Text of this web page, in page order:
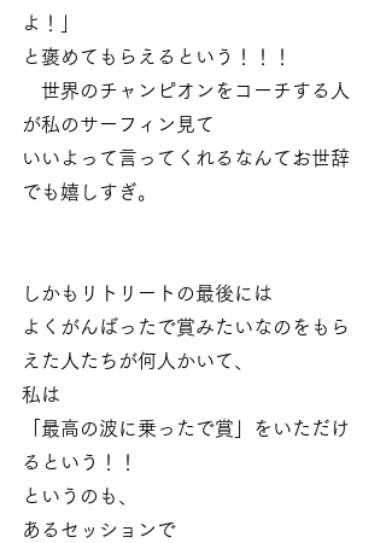
よ！」
と褒めてもらえるという！！！
世界のチャンピオンをコーチする人
が私のサーフィン見て
いいよって言ってくれるなんてお世辞
でも嬉しすぎ。
しかもリトリートの最後には
よくがんばったで賞みたいなのをもら
えた人たちが何人かいて、
私は
「最高の波に乗ったで賞」をいただけ
るという！！
というのも、
あるセッションで